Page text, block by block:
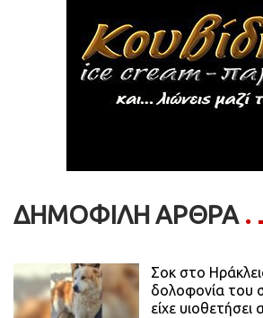
ΔΗΜΟΦΙΛΗ ΑΡΘΡΑ
Σοκ στο
δολοφονία του
είχε